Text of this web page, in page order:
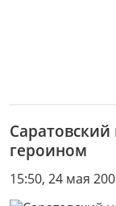
героином
15:50, 24 мая